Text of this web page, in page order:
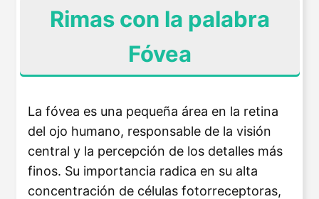
Rimas con la palabra
Fóvea
La fóvea es una pequeña área en la retina
del ojo humano, responsable de la visión
central y la percepción de los detalles más
finos. Su importancia radica en su alta
concentración de células fotorreceptoras,